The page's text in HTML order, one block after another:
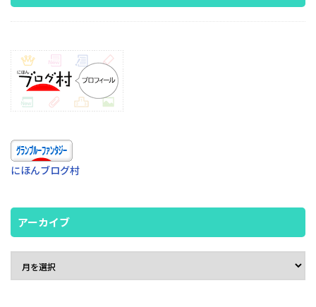
にほんブログ村
アーカイブ